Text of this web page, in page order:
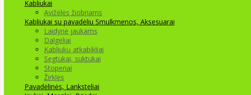
Kabliukai
Avižėlės žiobriams
Kabliukai su pavadėliu Smulkmenos, Aksesuarai
Laidynė jaukams
Dalgeliai
Kabliukų atkabikliai
Segtukai, suktukai
Stoperiai
Žirklės
Pavadėlinės, Lanksteliai